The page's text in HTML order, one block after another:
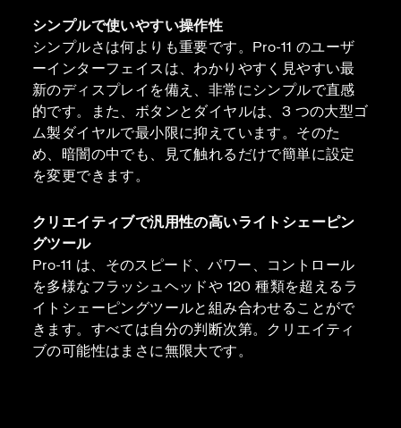
シンプルで使いやすい操作性
シンプルさは何よりも重要です。Pro-11 のユーザ
ーインターフェイスは、わかりやすく見やすい最
新のディスプレイを備え、非常にシンプルで直感
的です。また、ボタンとダイヤルは、3 つの大型ゴ
ム製ダイヤルで最小限に抑えています。そのた
め、暗闇の中でも、見て触れるだけで簡単に設定
を変更できます。
クリエイティブで汎用性の高いライトシェーピン
グツール
Pro-11 は、そのスピード、パワー、コントロール
を多様なフラッシュヘッドや 120 種類を超えるラ
イトシェーピングツールと組み合わせることがで
きます。すべては自分の判断次第。クリエイティ
ブの可能性はまさに無限大です。